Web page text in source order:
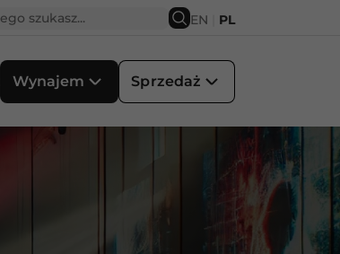
EN PL
Wynajem Sprzedaż